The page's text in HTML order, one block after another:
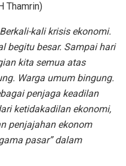
Thamrin)
kali krisis ekonomi.
begitu besar. Sampai hari
kita semua atas
Warga umum bingung.
penjaga keadilan
ketidakadilan ekonomi,
penjajahan ekonom
pasar” dalam